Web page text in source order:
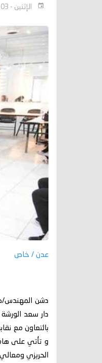
الإثنين - 03 يونيو 2024 - 09:47 م بتوقيت عدن
عدن / خاص
دشن المهندس/
دار سعد
بالتعاون مع
و تأتي على
الحريزي